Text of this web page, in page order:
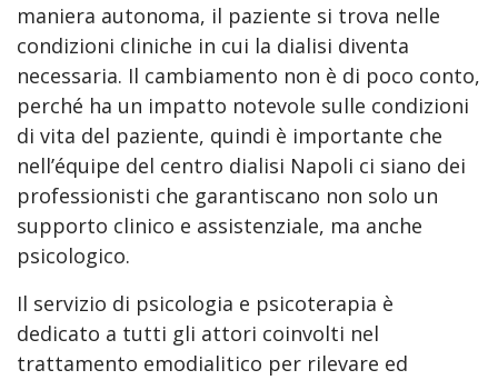
maniera autonoma, il paziente si trova nelle
condizioni cliniche in cui la dialisi diventa
necessaria. Il cambiamento non è di poco conto,
perché ha un impatto notevole sulle condizioni
di vita del paziente, quindi è importante che
nell’équipe del centro dialisi Napoli ci siano dei
professionisti che garantiscano non solo un
supporto clinico e assistenziale, ma anche
psicologico.
Il servizio di psicologia e psicoterapia è
dedicato a tutti gli attori coinvolti nel
trattamento emodialitico per rilevare ed